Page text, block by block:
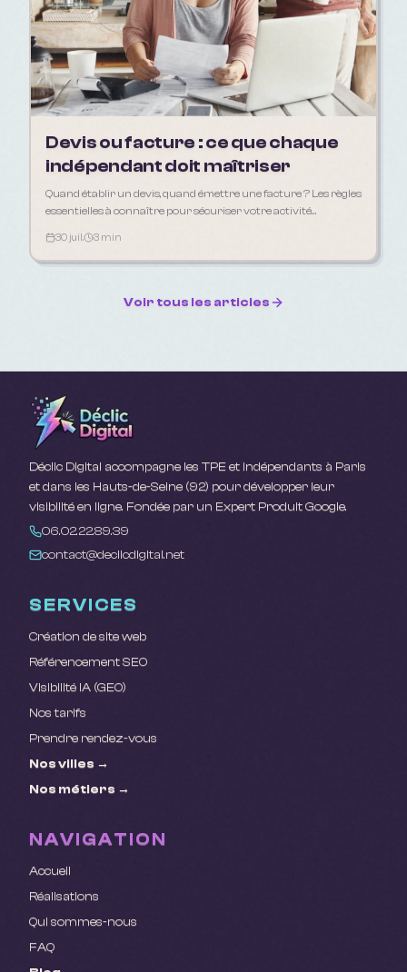
Devis ou facture : ce que chaque
indépendant doit maîtriser
Quand établir un devis, quand émettre une facture ? Les règles
essentielles à connaître pour sécuriser votre activité
30 juil. 3 min
Voir tous les articles
Déclic Digital accompagne les TPE et indépendants à Paris
et dans les Hauts-de-Seine (92) pour développer leur
visibilité en ligne. Fondée par un Expert Produit Google.
06.02.22.89.39
contact@declicdigital.net
SERVICES
Création de site web
Référencement SEO
Visibilité IA (GEO)
Nos tarifs
Prendre rendez-vous
Nos villes →
Nos métiers →
NAVIGATION
Accueil
Réalisations
Qui sommes-nous
FAQ